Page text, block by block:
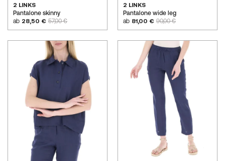
2 LINKS
Pantalone skinny
ab 28,50 € 57,00 €
2 LINKS
Pantalone wide leg
ab 81,00 € 90,00 €